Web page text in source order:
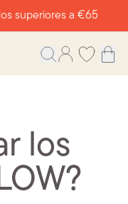
superiores a €65
los